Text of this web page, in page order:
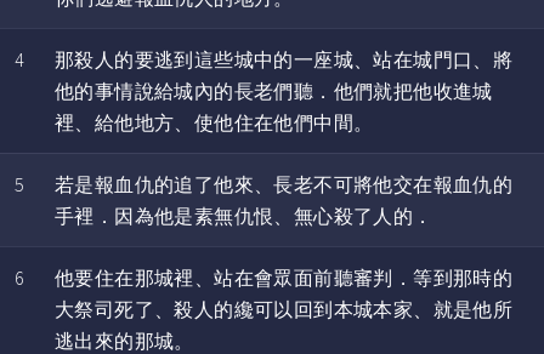
4
那殺人的要逃到這些城中的一座城、站在城門口、將
他的事情說給城內的長老們聽．他們就把他收進城
裡、給他地方、使他住在他們中間。
5
若是報血仇的追了他來、長老不可將他交在報血仇的
手裡．因為他是素無仇恨、無心殺了人的．
6
他要住在那城裡、站在會眾面前聽審判．等到那時的
大祭司死了、殺人的纔可以回到本城本家、就是他所
逃出來的那城。